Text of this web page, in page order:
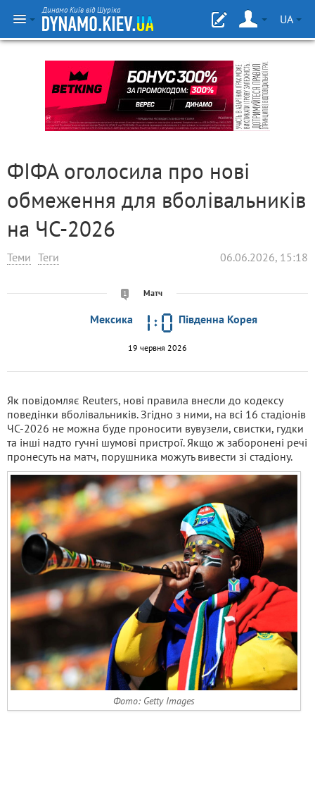
Динамо Київ від Шуріка
UA
ФІФА оголосила про нові
обмеження для вболівальників
на ЧС-2026
Теми Теги 06.06.2026, 15:18
1 Матч
Мексика Південна Корея
19 червня 2026
Як повідомляє Reuters, нові правила внесли до кодексу
поведінки вболівальників. Згідно з ними, на всі 16 стадіонів
ЧС-2026 не можна буде проносити вувузели, свистки, гудки
та інші надто гучні шумові пристрої. Якщо ж заборонені речі
пронесуть на матч, порушника можуть вивести зі стадіону.
Фото: Getty Images